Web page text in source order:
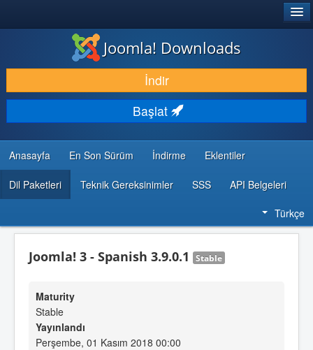
İNDIR & GENIŞLET
KEŞFET & ÖĞREN
TOPLULUK & DESTEK
GELIŞTIRICI KAYNAKLARI
Joomla! Downloads
İndir
Başlat
Anasayfa En Son Sürüm İndirme Eklentiler
Dil Paketleri Teknik Gereksinimler SSS API Belgeleri
Türkçe
Joomla! 3 - Spanish 3.9.0.1 Stable
Maturity
Stable
Yayınlandı
Perşembe, 01 Kasım 2018 00:00